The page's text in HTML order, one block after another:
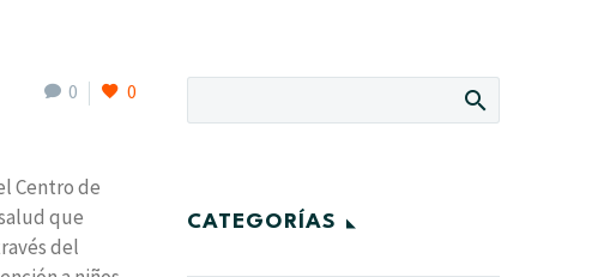
0 0
Centro de
que
del
CATEGORÍAS